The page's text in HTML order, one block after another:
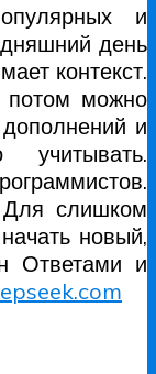
и
день
контекст.
потом можно
и
Для слишком
новый,
Ответами и